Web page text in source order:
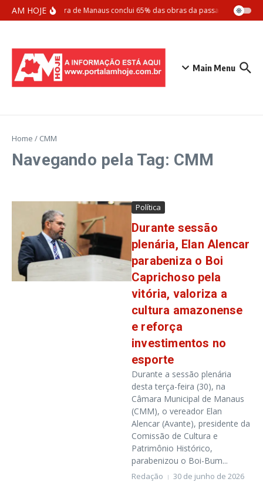
Ir para o conteúdo
AM HOJEPrefeitura de Manaus conclui 65% das obras da passarela Santos
Main Menu
Home / CMM
Navegando pela Tag: CMM
Política
Durante sessão
plenária, Elan Alencar
parabeniza o Boi
Caprichoso pela
vitória, valoriza a
cultura amazonense
e reforça
investimentos no
esporte
Durante a sessão plenária
desta terça-feira (30), na
Câmara Municipal de Manaus
(CMM), o vereador Elan
Alencar (Avante), presidente da
Comissão de Cultura e
Patrimônio Histórico,
parabenizou o Boi-Bum...
Redação 30 de junho de 2026